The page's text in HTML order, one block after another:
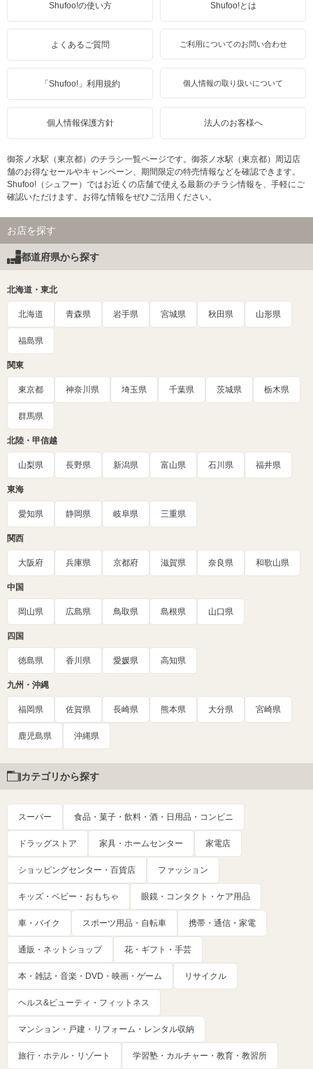
Shufoo!の使い方 Shufoo!とは
よくあるご質問 ご利用についてのお問い合わせ
「Shufoo!」利用規約 個人情報の取り扱いについて
個人情報保護方針 法人のお客様へ
御茶ノ水駅（東京都）のチラシ一覧ページです。御茶ノ水駅（東京都）周辺店
舗のお得なセールやキャンペーン、期間限定の特売情報などを確認できます。
Shufoo!（シュフー）ではお近くの店舗で使える最新のチラシ情報を、手軽にご
確認いただけます。お得な情報をぜひご活用ください。
お店を探す
都道府県から探す
北海道・東北
北海道 青森県 岩手県 宮城県 秋田県 山形県
福島県
関東
東京都 神奈川県 埼玉県 千葉県 茨城県 栃木県
群馬県
北陸・甲信越
山梨県 長野県 新潟県 富山県 石川県 福井県
東海
愛知県 静岡県 岐阜県 三重県
関西
大阪府 兵庫県 京都府 滋賀県 奈良県 和歌山県
中国
岡山県 広島県 鳥取県 島根県 山口県
四国
徳島県 香川県 愛媛県 高知県
九州・沖縄
福岡県 佐賀県 長崎県 熊本県 大分県 宮崎県
鹿児島県 沖縄県
カテゴリから探す
スーパー 食品・菓子・飲料・酒・日用品・コンビニ
ドラッグストア 家具・ホームセンター 家電店
ショッピングセンター・百貨店 ファッション
キッズ・ベビー・おもちゃ 眼鏡・コンタクト・ケア用品
車・バイク スポーツ用品・自転車 携帯・通信・家電
通販・ネットショップ 花・ギフト・手芸
本・雑誌・音楽・DVD・映画・ゲーム リサイクル
ヘルス&ビューティ・フィットネス
マンション・戸建・リフォーム・レンタル収納
旅行・ホテル・リゾート 学習塾・カルチャー・教育・教習所